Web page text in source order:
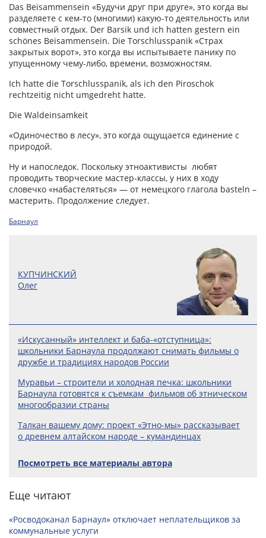
Das Beisammensein «Будучи друг при друге», это когда вы
разделяете с кем-то (многими) какую-то деятельность или
совместный отдых. Der Barsik und ich hatten gestern ein
schönes Beisammensein. Die Torschlusspanik «Страх
закрытых ворот», это когда вы испытываете панику по
упущенному чему-либо, времени, возможностям.
Ich hatte die Torschlusspanik, als ich den Piroschok
rechtzeitig nicht umgedreht hatte.
Die Waldeinsamkeit
«Одиночество в лесу», это когда ощущается единение с
природой.
Ну и напоследок. Поскольку этноактивисты любят
проводить творческие мастер-классы, у них в ходу
словечко «набастеляться» — от немецкого глагола basteln –
мастерить. Продолжение следует.
Барнаул
КУПЧИНСКИЙ
Олег
«Искусанный» интеллект и баба-«отступница»:
школьники Барнаула продолжают снимать фильмы о
дружбе и традициях народов России
Муравьи – строители и холодная печка: школьники
Барнаула готовятся к съемкам фильмов об этническом
многообразии страны
Талкан вашему дому: проект «Этно-мы» рассказывает
о древнем алтайском народе – кумандинцах
Посмотреть все материалы автора
Еще читают
«Росводоканал Барнаул» отключает неплательщиков за
коммунальные услуги